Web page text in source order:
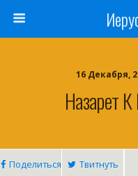
16 Декабря,
Назарет
Поделиться Твитнуть